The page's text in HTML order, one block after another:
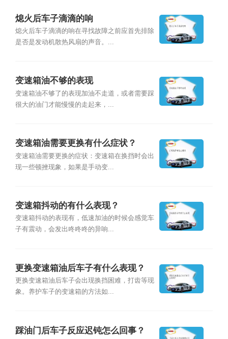
熄火后车子滴滴的响
熄火后车子滴滴的响在寻找故障之前应首先排除
是否是发动机散热风扇的声音。...
变速箱油不够的表现
变速箱油不够了的表现加油不走道，或者需要踩
很大的油门才能慢慢的走起来，...
变速箱油需要更换有什么症状？
变速箱油需要更换的症状：变速箱在换挡时会出
现一些顿挫现象，如果是手动变...
变速箱抖动的有什么表现？
变速箱抖动的表现有，低速加油的时候会感觉车
子有震动，会发出咚咚咚的异响...
更换变速箱油后车子有什么表现？
更换变速箱油后车子会出现换挡困难，打齿等现
象。养护车子的变速箱的方法如...
踩油门后车子反应迟钝怎么回事？